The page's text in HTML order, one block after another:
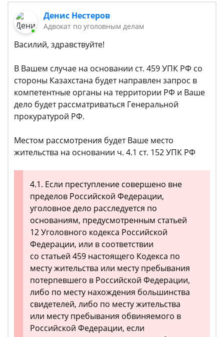
Денис Нестеров
Адвокат по уголовным делам
Василий, здравствуйте!
В Вашем случае на основании ст. 459 УПК РФ со
стороны Казахстана будет направлен запрос в
компетентные органы на территории РФ и Ваше
дело будет рассматриваться Генеральной
прокуратурой РФ.
Местом рассмотрения будет Ваше место
жительства на основании ч. 4.1 ст. 152 УПК РФ
4.1. Если преступление совершено вне
пределов Российской Федерации,
уголовное дело расследуется по
основаниям, предусмотренным статьей
12 Уголовного кодекса Российской
Федерации, или в соответствии
со статьей 459 настоящего Кодекса по
месту жительства или месту пребывания
потерпевшего в Российской Федерации,
либо по месту нахождения большинства
свидетелей, либо по месту жительства
или месту пребывания обвиняемого в
Российской Федерации, если